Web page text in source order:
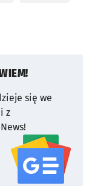
się we
z
serwisu